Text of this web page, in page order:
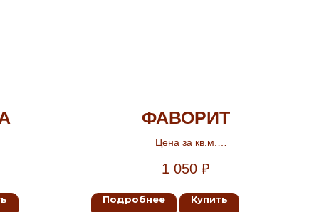
ФАВОРИТ
Цена за кв.м.
1 050 ₽
Подробнее Купить